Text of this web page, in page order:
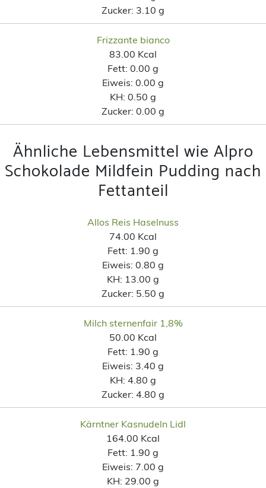
Zucker: 3.10 g
Frizzante bianco
83.00 Kcal
Fett: 0.00 g
Eiweis: 0.00 g
KH: 0.50 g
Zucker: 0.00 g
Ähnliche Lebensmittel wie Alpro
Schokolade Mildfein Pudding nach
Fettanteil
Allos Reis Haselnuss
74.00 Kcal
Fett: 1.90 g
Eiweis: 0.80 g
KH: 13.00 g
Zucker: 5.50 g
Milch sternenfair 1,8%
50.00 Kcal
Fett: 1.90 g
Eiweis: 3.40 g
KH: 4.80 g
Zucker: 4.80 g
Kärntner Kasnudeln Lidl
164.00 Kcal
Fett: 1.90 g
Eiweis: 7.00 g
KH: 29.00 g